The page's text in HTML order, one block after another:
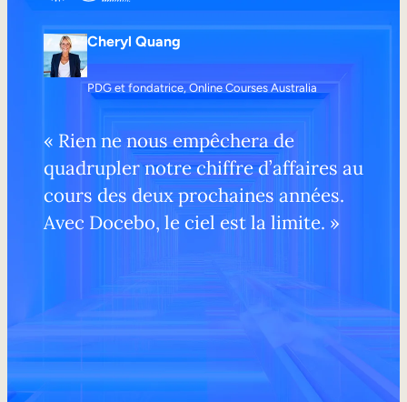
Cheryl Quang
PDG et fondatrice, Online Courses Australia
« Rien ne nous empêchera de
quadrupler notre chiffre d’affaires au
cours des deux prochaines années.
Avec Docebo, le ciel est la limite. »